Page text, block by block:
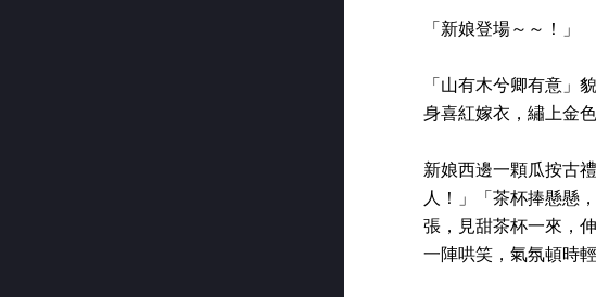
「新娘登場～～！」
「山有木兮卿有意」
身喜紅嫁衣，繡上金
新娘西邊一顆瓜按古
人！」「茶杯捧懸懸
張，見甜茶杯一來，
一陣哄笑，氣氛頓時輕